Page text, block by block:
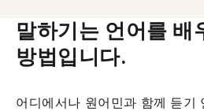
말하기는 언어를 배
방법입니다.
어디에서나 원어민과 함께 듣기